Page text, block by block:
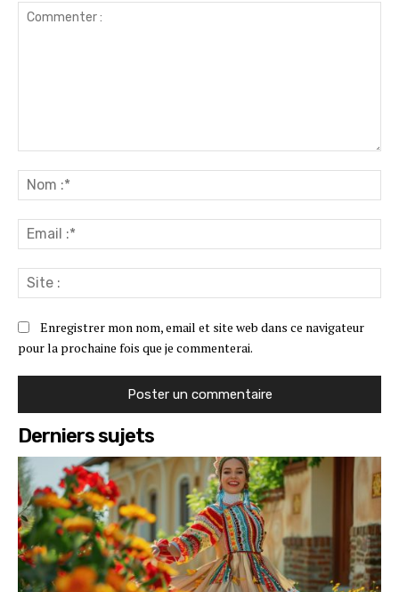
:*
:*
:
Enregistrer mon nom, email et site web dans ce navigateur
pour la prochaine fois que je commenterai.
Derniers sujets